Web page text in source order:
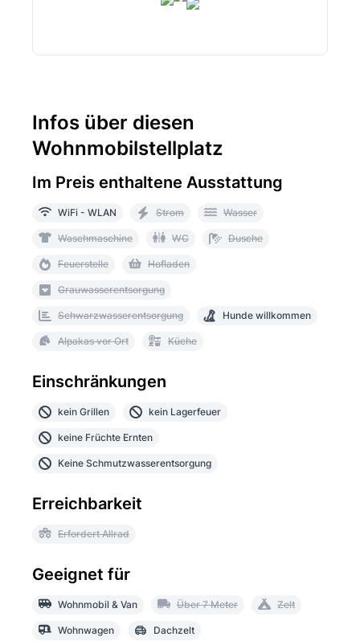
Infos über diesen
Wohnmobilstellplatz
Im Preis enthaltene Ausstattung
WiFi - WLAN Strom Wasser
Waschmaschine WC Dusche
Feuerstelle Hofladen
Grauwasserentsorgung
Schwarzwasserentsorgung Hunde willkommen
Alpakas vor Ort Küche
Einschränkungen
kein Grillen kein Lagerfeuer
keine Früchte Ernten
Keine Schmutzwasserentsorgung
Erreichbarkeit
Erfordert Allrad
Geeignet für
Wohnmobil & Van Über 7 Meter Zelt
Wohnwagen Dachzelt